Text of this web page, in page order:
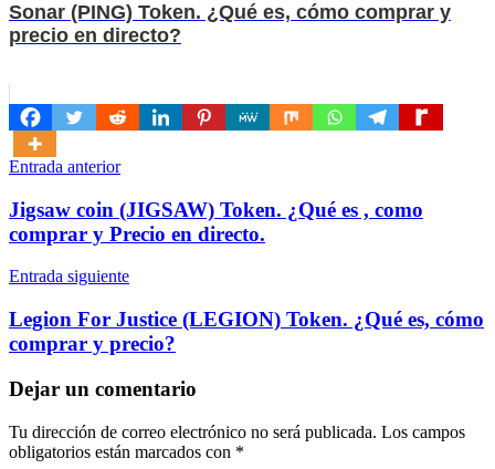
Sonar (PING) Token. ¿Qué es, cómo comprar y
precio en directo?
Navegación
de
entradas
Entrada anterior
Jigsaw coin (JIGSAW) Token. ¿Qué es , como
comprar y Precio en directo.
Entrada siguiente
Legion For Justice (LEGION) Token. ¿Qué es, cómo
comprar y precio?
Dejar un comentario
Tu dirección de correo electrónico no será publicada. Los campos
obligatorios están marcados con *